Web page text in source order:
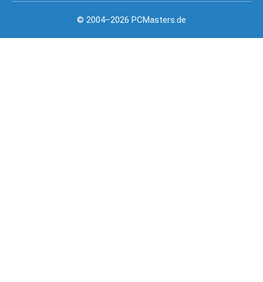
© 2004–2026 PCMasters.de